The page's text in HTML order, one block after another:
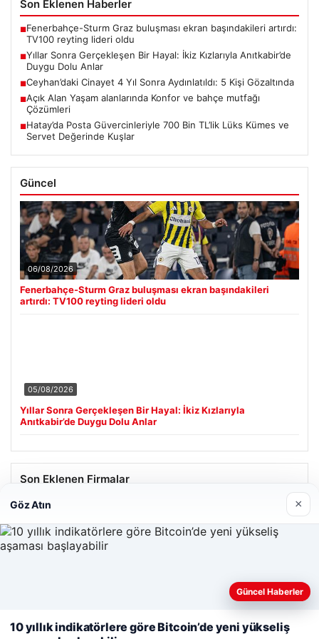
Son Eklenen Haberler
■Fenerbahçe-Sturm Graz buluşması ekran başındakileri artırdı:
TV100 reyting lideri oldu
■Yıllar Sonra Gerçekleşen Bir Hayal: İkiz Kızlarıyla Anıtkabir’de
Duygu Dolu Anlar
■Ceyhan’daki Cinayet 4 Yıl Sonra Aydınlatıldı: 5 Kişi Gözaltında
■Açık Alan Yaşam alanlarında Konfor ve bahçe mutfağı
Çözümleri
■Hatay’da Posta Güvercinleriyle 700 Bin TL’lik Lüks Kümes ve
Servet Değerinde Kuşlar
Güncel
06/08/2026
Fenerbahçe-Sturm Graz buluşması ekran başındakileri
artırdı: TV100 reyting lideri oldu
05/08/2026
Yıllar Sonra Gerçekleşen Bir Hayal: İkiz Kızlarıyla
Anıtkabir’de Duygu Dolu Anlar
Son Eklenen Firmalar
Web sitemizi nasıl kullandığınızı daha iyi anlayabilmek,
kullanıyoruz.Çerez Politikamız
Göz Atın ×
Güncel Haberler
10 yıllık indikatörlere göre Bitcoin’de yeni yükseliş